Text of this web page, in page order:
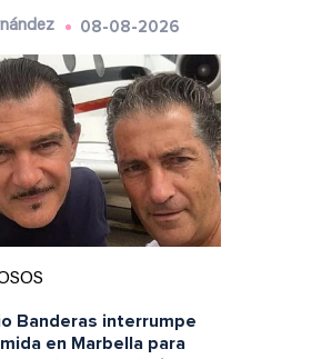
08-08-2026
Banderas interrumpe
en Marbella para